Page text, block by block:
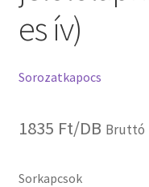
es ív)
Sorozatkapocs
1835 Ft/DB Bruttó
Sorkapcsok